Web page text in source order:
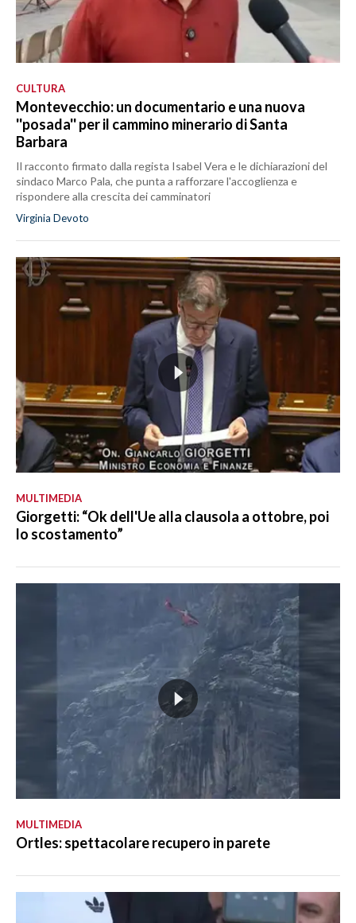
CULTURA
Montevecchio: un documentario e una nuova
''posada'' per il cammino minerario di Santa
Barbara
Il racconto firmato dalla regista Isabel Vera e le dichiarazioni del
sindaco Marco Pala, che punta a rafforzare l'accoglienza e
rispondere alla crescita dei camminatori
Virginia Devoto
MULTIMEDIA
Giorgetti: “Ok dell'Ue alla clausola a ottobre, poi
lo scostamento”
MULTIMEDIA
Ortles: spettacolare recupero in parete